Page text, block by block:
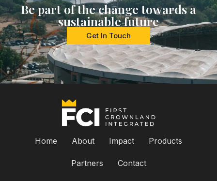
Be part of the change towards a
sustainable future
Get In Touch
Home About Impact Products
Partners Contact